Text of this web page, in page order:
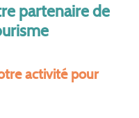
partenaire de
activité pour